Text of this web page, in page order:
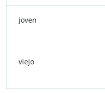
joven
viejo